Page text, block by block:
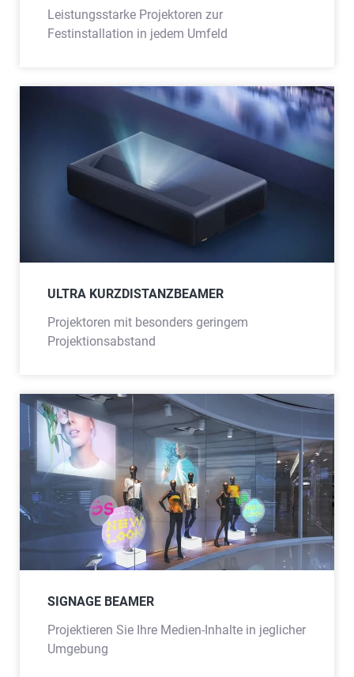
Leistungsstarke Projektoren zur
Festinstallation in jedem Umfeld
ULTRA KURZDISTANZBEAMER
Projektoren mit besonders geringem
Projektionsabstand
SIGNAGE BEAMER
Projektieren Sie Ihre Medien-Inhalte in jeglicher
Umgebung